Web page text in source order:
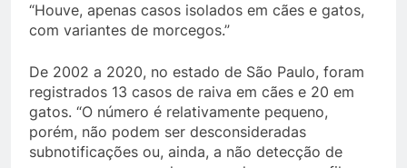
“Houve, apenas casos isolados em cães e gatos,
com variantes de morcegos.”
De 2002 a 2020, no estado de São Paulo, foram
registrados 13 casos de raiva em cães e 20 em
gatos. “O número é relativamente pequeno,
porém, não podem ser desconsideradas
subnotificações ou, ainda, a não detecção de